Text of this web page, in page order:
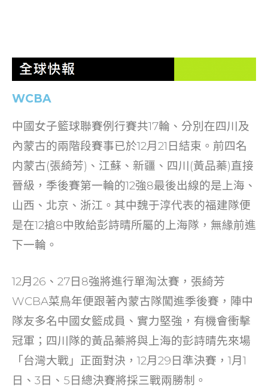
WCBA
中國女子籃球聯賽例行賽共17輪、分別在四川及
內蒙古的兩階段賽事已於12月21日結束。前四名
内蒙古(張綺芳)、江蘇、新疆、四川(黃品蓁)直接
晉級，季後賽第一輪的12強8最後出線的是上海、
山西、北京、浙江。其中魏于淳代表的福建隊便
是在12搶8中敗給彭詩晴所屬的上海隊，無緣前進
下一輪。
12月26、27日8強將進行單淘汰賽，張綺芳
WCBA菜鳥年便跟著內蒙古隊闖進季後賽，陣中
隊友多名中國女籃成員、實力堅強，有機會衝擊
冠軍；四川隊的黃品蓁將與上海的彭詩晴先來場
「台灣大戰」正面對決，12月29日準決賽，1月1
日、3日、5日總決賽將採三戰兩勝制。